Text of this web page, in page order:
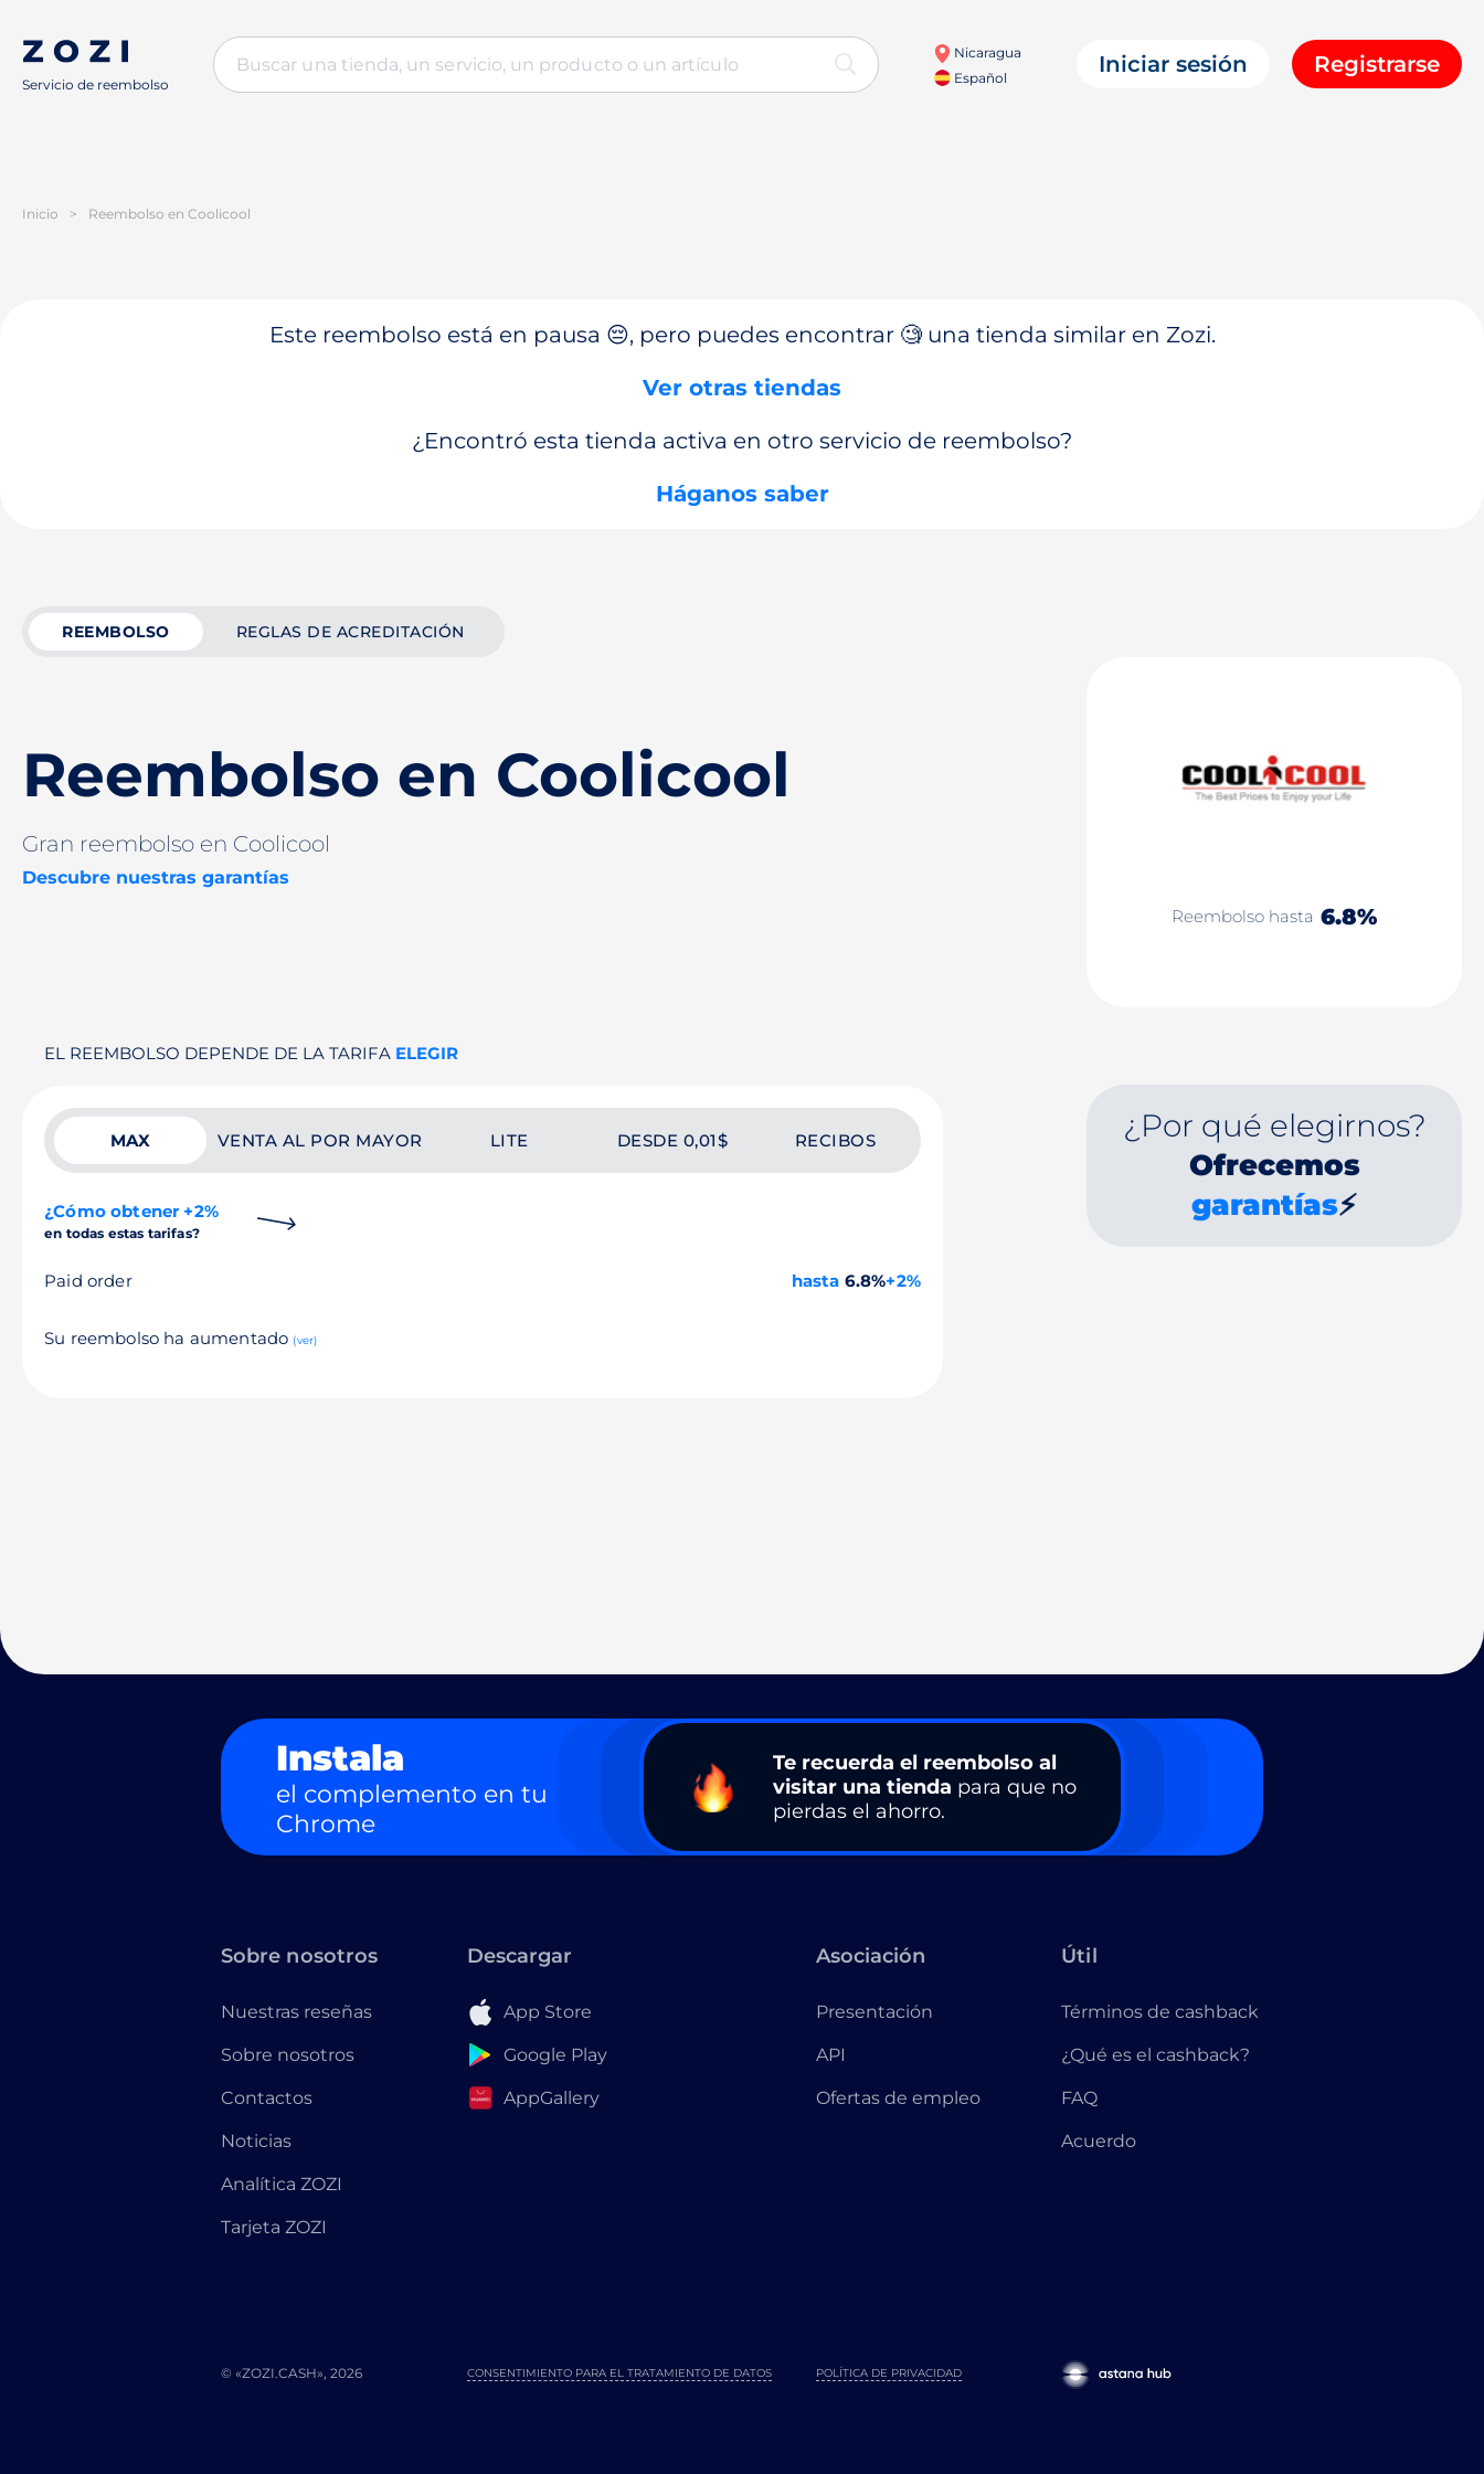
Servicio de reembolso
Nicaragua
Español
Iniciar sesión Registrarse
Inicio > Reembolso en Coolicool
Este reembolso está en pausa 😔, pero puedes encontrar 🧐 una tienda similar en Zozi.
Ver otras tiendas
¿Encontró esta tienda activa en otro servicio de reembolso?
Háganos saber
REEMBOLSO REGLAS DE ACREDITACIÓN
Reembolso en Coolicool
Gran reembolso en Coolicool
Descubre nuestras garantías
Reembolso hasta 6.8%
EL REEMBOLSO DEPENDE DE LA TARIFA ELEGIR
MAX VENTA AL POR MAYOR LITE DESDE 0,01$ RECIBOS
¿Cómo obtener +2%
en todas estas tarifas?
Paid order hasta 6.8%+2%
Su reembolso ha aumentado (ver)
¿Por qué elegirnos?
Ofrecemos
garantías⚡
Instala
el complemento en tu
Chrome
Te recuerda el reembolso al
visitar una tienda para que no
pierdas el ahorro.
Sobre nosotros
Nuestras reseñas
Sobre nosotros
Contactos
Noticias
Analítica ZOZI
Tarjeta ZOZI
Descargar
App Store
Google Play
AppGallery
Asociación
Presentación
API
Ofertas de empleo
Útil
Términos de cashback
¿Qué es el cashback?
FAQ
Acuerdo
© «ZOZI.CASH», 2026 POLÍTICA DE PRIVACIDAD
CONSENTIMIENTO PARA EL TRATAMIENTO DE DATOS